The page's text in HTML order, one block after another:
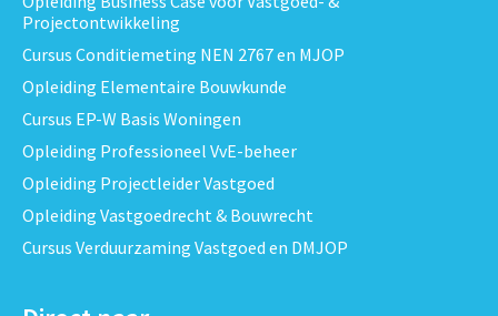
Projectontwikkeling
Cursus Conditiemeting NEN 2767 en MJOP
Opleiding Elementaire Bouwkunde
Cursus EP-W Basis Woningen
Opleiding Professioneel VvE-beheer
Opleiding Projectleider Vastgoed
Opleiding Vastgoedrecht & Bouwrecht
Cursus Verduurzaming Vastgoed en DMJOP